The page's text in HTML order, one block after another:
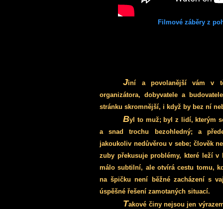
Filmové záběry z
Jiní a povolanější vám v
organizátora, dobyvatele a
stránku skromnější, i když by bez ní
Byl to muž; byl z lidí, kterým
a snad trochu bezohledný; a
jakoukoliv nedůvěrou v sebe; člověk
zuby překusuje problémy, které leží
málo subtilní, ale otvírá cestu tomu,
na špičku není běžné zacházení s
úspěšné řešení zamotaných situací.
Takové činy nejsou jen